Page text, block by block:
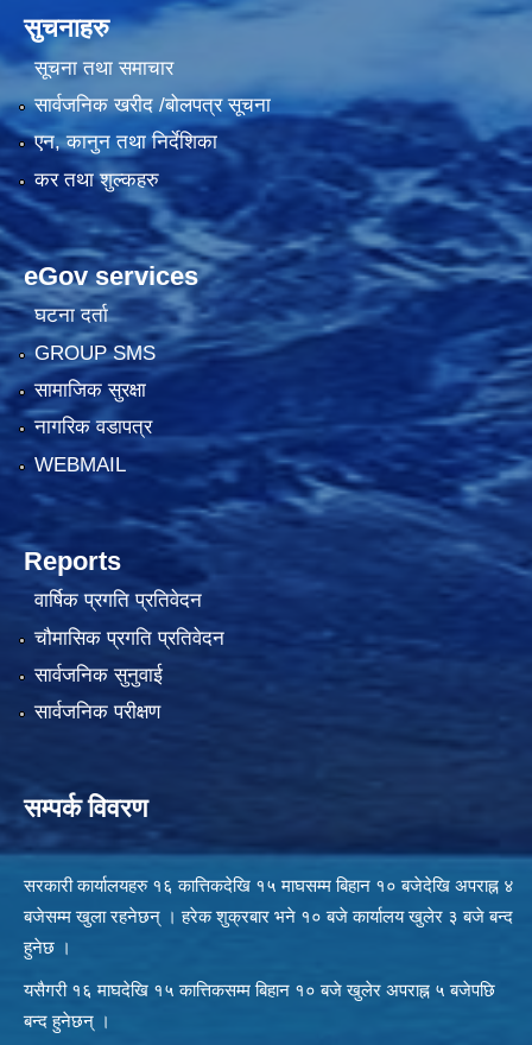
सुचनाहरु
सूचना तथा समाचार
सार्वजनिक खरीद /बोलपत्र सूचना
एन, कानुन तथा निर्देशिका
कर तथा शुल्कहरु
eGov services
घटना दर्ता
GROUP SMS
सामाजिक सुरक्षा
नागरिक वडापत्र
WEBMAIL
Reports
वार्षिक प्रगति प्रतिवेदन
चौमासिक प्रगति प्रतिवेदन
सार्वजनिक सुनुवाई
सार्वजनिक परीक्षण
सम्पर्क विवरण
सरकारी कार्यालयहरु १६ कात्तिकदेखि १५ माघसम्म बिहान १० बजेदेखि अपराह्न ४
बजेसम्म खुला रहनेछन् । हरेक शुक्रबार भने १० बजे कार्यालय खुलेर ३ बजे बन्द
हुनेछ ।
यसैगरी १६ माघदेखि १५ कात्तिकसम्म बिहान १० बजे खुलेर अपराह्न ५ बजेपछि
बन्द हुनेछन् ।